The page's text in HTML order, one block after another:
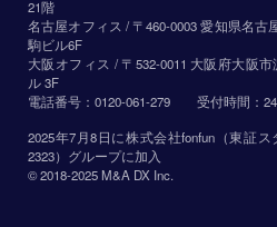
21階
名古屋オフィス / 〒460-0003 愛知県名古
駒ビル6F
大阪オフィス / 〒532-0011 大阪府大阪
ル 3F
電話番号： 0120-061-279 受付時間：24
2025年7月8日に株式会社fonfun （東証
2323）グループに加入
© 2018-2025 M&A DX Inc.